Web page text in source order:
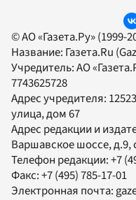
© АО «Газета.Ру» (1999-
Название: Газета.Ru
Учредитель:АО
7743625728
Адрес учредителя:
улица, дом 67
Адрес редакции и
Варшавское шоссе, д.9,
Телефон редакции:+7
Факс:+7 (495) 785-17-01
Электронная почта: